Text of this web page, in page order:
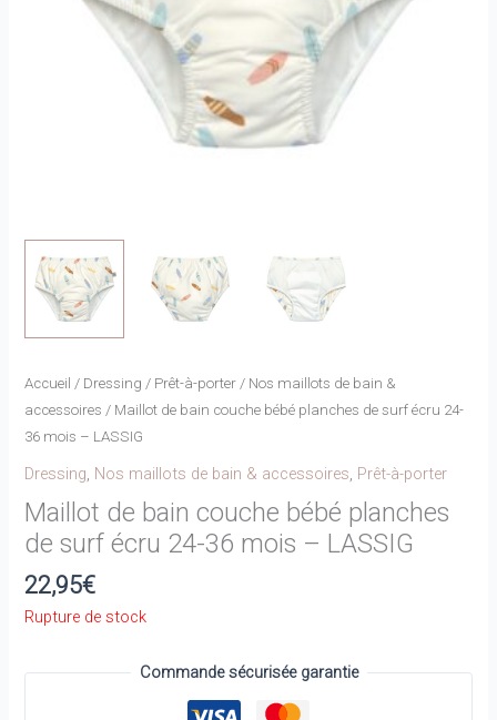
Accueil / Dressing / Prêt-à-porter / Nos maillots de bain &
accessoires / Maillot de bain couche bébé planches de surf écru 24-
36 mois – LASSIG
Dressing, Nos maillots de bain & accessoires, Prêt-à-porter
Maillot de bain couche bébé planches
de surf écru 24-36 mois – LASSIG
22,95€
Rupture de stock
Commande sécurisée garantie